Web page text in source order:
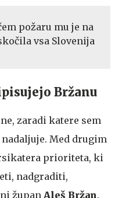
požaru mu je na
vsa Slovenija
Bržanu
zaradi katere sem
Med drugim
prioriteta, ki
nadgraditi,
župan Aleš Bržan.